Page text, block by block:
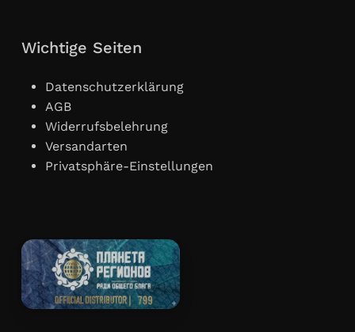
Zwischensumme:
Wichtige Seiten
Datenschutzerklärung
AGB
Widerrufsbelehrung
Versandarten
Privatsphäre-Einstellungen